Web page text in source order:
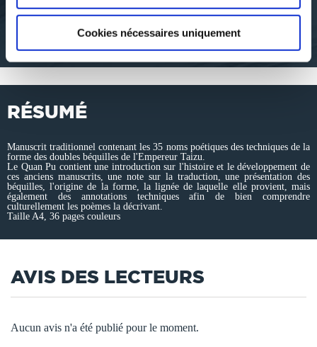
Cookies nécessaires uniquement
sports-
15€00
sports-
19€00
RÉSUMÉ
Manuscrit traditionnel contenant les 35 noms poétiques des techniques de la
forme des doubles béquilles de l'Empereur Taizu.
Le Quan Pu contient une introduction sur l'histoire et le développement de
ces anciens manuscrits, une note sur la traduction, une présentation des
béquilles, l'origine de la forme, la lignée de laquelle elle provient, mais
également des annotations techniques afin de bien comprendre
culturellement les poèmes la décrivant.
Taille A4, 36 pages couleurs
AVIS DES LECTEURS
Aucun avis n'a été publié pour le moment.